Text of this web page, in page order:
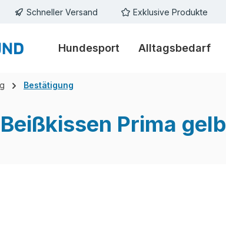
Schneller Versand Exklusive Produkte
Hundesport Alltagsbedarf
Bestätigung
Prima gelb